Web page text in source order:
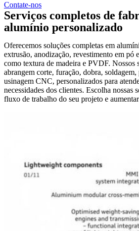
Contate-nos
Serviços completos de
alumínio personalizado
Oferecemos soluções completas em
extrusão, anodização, revestimento em pó
como textura de madeira e PVDF. Nossos
abrangem corte, furação, dobra,
usinagem CNC, personalizados para
necessidades dos clientes. Escolha nossas
fluxo de trabalho do seu projeto e